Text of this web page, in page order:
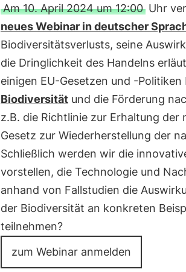
Am 10. April 2024 um 12:00Uhr
neues Webinar in deutscher
Biodiversitätsverlusts, seine
die Dringlichkeit des Handelns
einigen EU-Gesetzen und -
Biodiversitätund die Förderung
z.B. die Richtlinie zur Erhaltung der
Gesetz zur Wiederherstellung der
Schließlich werden wir die
vorstellen, die Technologie und
anhand von Fallstudien die
der Biodiversität an konkreten
teilnehmen?
zum Webinar anmelden